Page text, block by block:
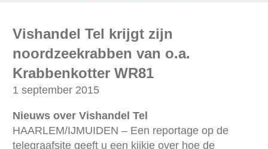
Vishandel Tel krijgt zijn
noordzeekrabben van o.a.
Krabbenkotter WR81
1 september 2015
Nieuws over Vishandel Tel
HAARLEM/IJMUIDEN – Een reportage op de
telegraafsite geeft u een kijkje over hoe de